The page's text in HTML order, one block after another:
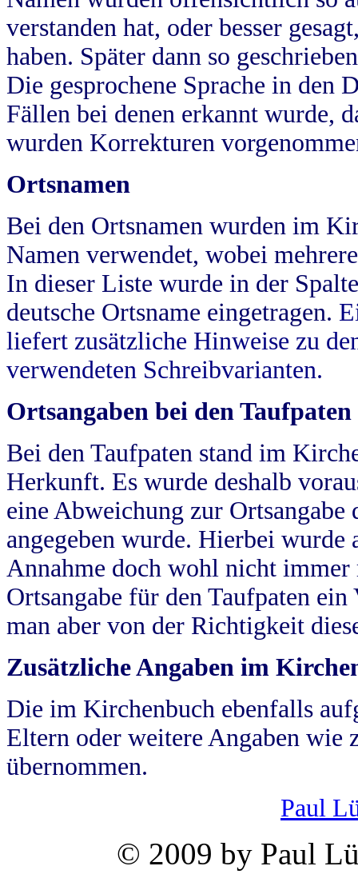
verstanden hat, oder besser
haben. Später dann so
Die gesprochene Sprache in
Fällen bei denen erkannt wurde,
wurden Korrekturen
Ortsnamen
Bei den Ortsnamen wurden im
Namen verwendet, wobei
In dieser Liste wurde in der
deutsche Ortsname eingetragen.
liefert zusätzliche Hinweise zu
verwendeten Schreibvarianten.
Ortsangaben bei den Taufpaten
Bei den Taufpaten stand im
Herkunft. Es wurde deshalb
eine Abweichung zur
angegeben wurde. Hierbei wurde
Annahme doch wohl nicht
Ortsangabe für den Taufpaten
man aber von der Richtigkeit
Zusätzliche Angaben im
Die im Kirchenbuch ebenfalls
Eltern oder weitere Angaben wie
übernommen.
Paul
© 2009 by Paul